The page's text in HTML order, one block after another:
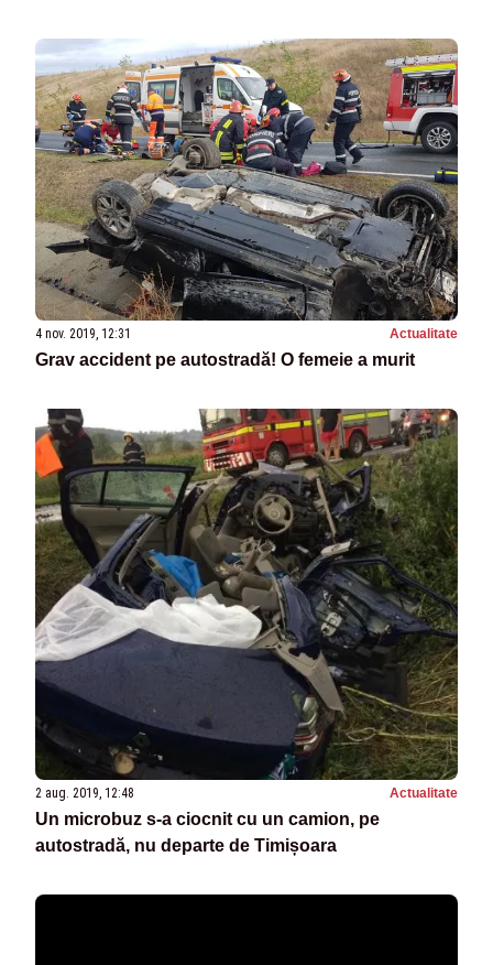
4 nov. 2019, 12:31 Actualitate
Grav accident pe autostradă! O femeie a murit
2 aug. 2019, 12:48 Actualitate
Un microbuz s-a ciocnit cu un camion, pe
autostradă, nu departe de Timișoara